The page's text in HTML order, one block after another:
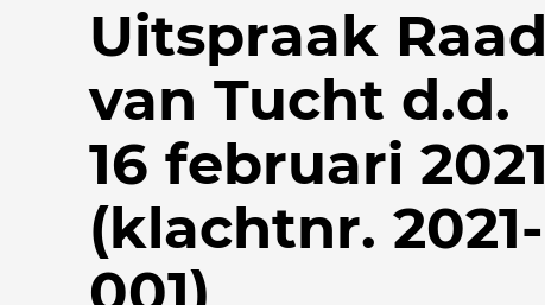
Uitspraak Raad
van Tucht d.d.
16 februari 2021
(klachtnr. 2021-